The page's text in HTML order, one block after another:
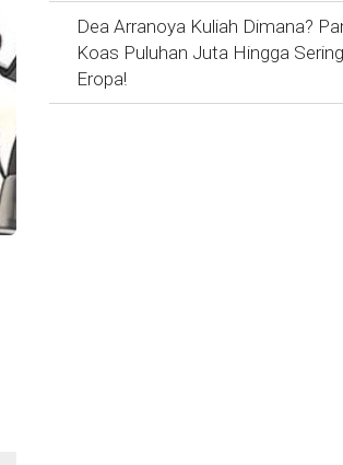
Dea Arranoya Kuliah Dimana?
Koas Puluhan Juta Hingga
Eropa!